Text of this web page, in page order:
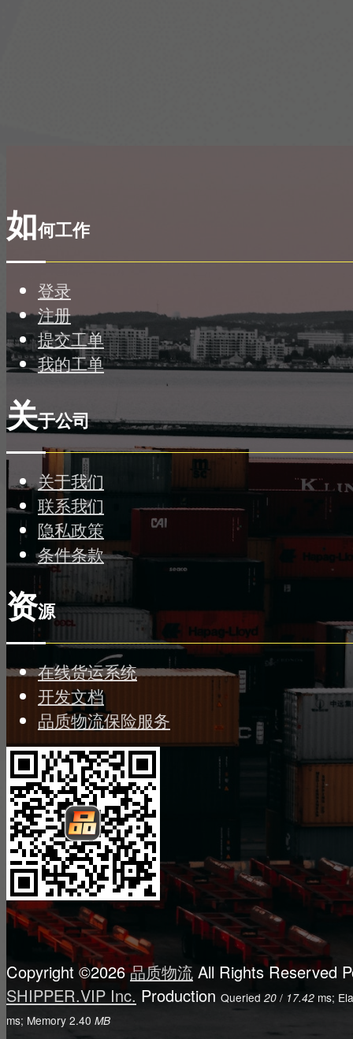
如何工作
登录
注册
提交工单
我的工单
关于公司
关于我们
联系我们
隐私政策
条件条款
资源
在线货运系统
开发文档
品质物流保险服务
Copyright ©2026品质物流 All Rights Reserved
SHIPPER.VIP Inc. Production Queried20 / 17.42 ms;
ms; Memory 2.40 MB